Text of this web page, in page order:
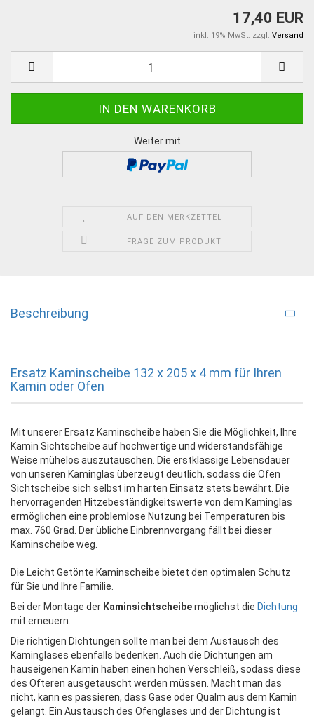
17,40 EUR
inkl. 19% MwSt. zzgl. Versand
Weiter mit
AUF DEN MERKZETTEL
FRAGE ZUM PRODUKT
Beschreibung
Ersatz Kaminscheibe 132 x 205 x 4 mm für Ihren
Kamin oder Ofen
Mit unserer Ersatz Kaminscheibe haben Sie die Möglichkeit, Ihre
Kamin Sichtscheibe auf hochwertige und widerstandsfähige
Weise mühelos auszutauschen. Die erstklassige Lebensdauer
von unseren Kaminglas überzeugt deutlich, sodass die Ofen
Sichtscheibe sich selbst im harten Einsatz stets bewährt. Die
hervorragenden Hitzebeständigkeitswerte von dem Kaminglas
ermöglichen eine problemlose Nutzung bei Temperaturen bis
max. 760 Grad. Der übliche Einbrennvorgang fällt bei dieser
Kaminscheibe weg.
Die Leicht Getönte Kaminscheibe bietet den optimalen Schutz
für Sie und Ihre Familie.
Bei der Montage der Kaminsichtscheibemöglichst die Dichtung
mit erneuern.
Die richtigen Dichtungen sollte man bei dem Austausch des
Kaminglases ebenfalls bedenken. Auch die Dichtungen am
hauseigenen Kamin haben einen hohen Verschleiß, sodass diese
des Öfteren ausgetauscht werden müssen. Macht man das
nicht, kann es passieren, dass Gase oder Qualm aus dem Kamin
gelangt. Ein Austausch des Ofenglases und der Dichtung ist